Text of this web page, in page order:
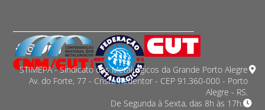
STIMEPA - Sindicato dos Metalurgicos da Grande Porto Alegre
Av. do Forte, 77 - Cristo Redentor - CEP 91.360-000 - Porto
Alegre - RS.
De Segunda à Sexta, das 8h às 17h.